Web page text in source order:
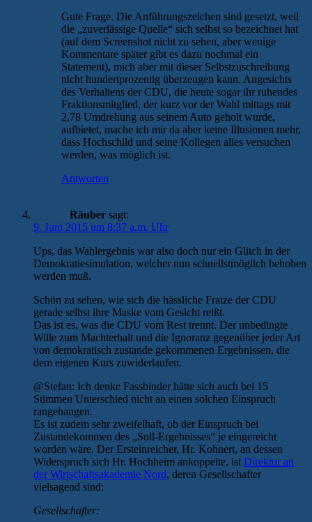
Gute Frage. Die Anführungszeichen sind gesetzt, weil
die „zuverlässige Quelle“ sich selbst so bezeichnet hat
(auf dem Screenshot nicht zu sehen, aber wenige
Kommentare später gibt es dazu nochmal ein
Statement), mich aber mit dieser Selbstzuschreibung
nicht hundertprozentig überzeugen kann. Angesichts
des Verhaltens der CDU, die heute sogar ihr ruhendes
Fraktionsmitglied, der kurz vor der Wahl mittags mit
2,78 Umdrehung aus seinem Auto geholt wurde,
aufbietet, mache ich mir da aber keine Illusionen mehr,
dass Hochschild und seine Kollegen alles versuchen
werden, was möglich ist.
Antworten
Räuber sagt:
9. Juni 2015 um 8:37 a.m. Uhr
Ups, das Wahlergebnis war also doch nur ein Glitch in der
Demokratiesimulation, welcher nun schnellstmöglich behoben
werden muß.
Schön zu sehen, wie sich die hässliche Fratze der CDU
gerade selbst ihre Maske vom Gesicht reißt.
Das ist es, was die CDU vom Rest trennt. Der unbedingte
Wille zum Machterhalt und die Ignoranz gegenüber jeder Art
von demokratisch zustande gekommenen Ergebnissen, die
dem eigenen Kurs zuwiderlaufen.
@Stefan: Ich denke Fassbinder hätte sich auch bei 15
Stimmen Unterschied nicht an einen solchen Einspruch
rangehangen.
Es ist zudem sehr zweifelhaft, ob der Einspruch bei
Zustandekommen des „Soll-Ergebnisses“ je eingereicht
worden wäre. Der Ersteinreicher, Hr. Kohnert, an dessen
Widerspruch sich Hr. Hochheim ankoppelte, ist Direktor an
der Wirtschaftsakademie Nord, deren Gesellschafter
vielsagend sind:
Gesellschafter: